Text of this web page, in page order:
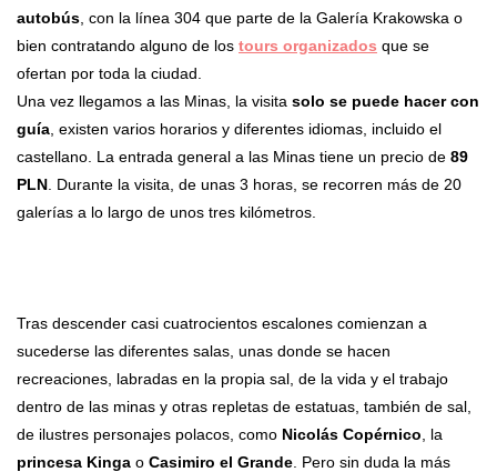
autobús , con la línea 304 que parte de la Galería Krakowska o
bien contratando alguno de los tours organizados que se
ofertan por toda la ciudad.
Una vez llegamos a las Minas, la visita solo se puede hacer con
guía , existen varios horarios y diferentes idiomas, incluido el
castellano. La entrada general a las Minas tiene un precio de 89
PLN . Durante la visita, de unas 3 horas, se recorren más de 20
galerías a lo largo de unos tres kilómetros.
Tras descender casi cuatrocientos escalones comienzan a
sucederse las diferentes salas, unas donde se hacen
recreaciones, labradas en la propia sal, de la vida y el trabajo
dentro de las minas y otras repletas de estatuas, también de sal,
de ilustres personajes polacos, como Nicolás Copérnico , la
princesa Kinga o Casimiro el Grande . Pero sin duda la más